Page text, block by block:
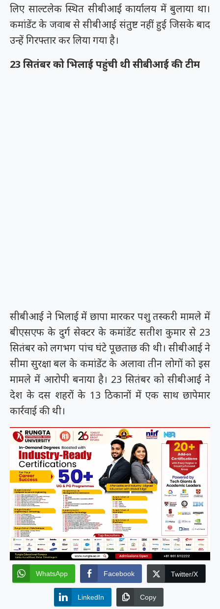
लिए साल्टलेक स्थित सीबीआई कार्यालय में बुलाया था।
कमांडेंट के जवाब से सीबीआई संतुष्ट नहीं हुई जिसके बाद
उन्हें गिरफ्तार कर लिया गया है।
23 सितंबर को भिलाई पहुंची थी सीबीआई की टीम
सीबीआई ने भिलाई में छापा मारकर पशु तस्करी मामले में
बीएसएफ के दुर्ग सेक्टर के कमांडेंट सतीश कुमार से 23
सितंबर को लगभग पांच घंटे पूछताछ की थी। सीबीआई ने
सीमा सुरक्षा बल के कमांडेंट के अलावा तीन लोगों को इस
मामले में आरोपी बनाया है। 23 सितंबर को सीबीआई ने
देश के दस शहरों के 13 ठिकानों में एक साथ छापेमार
कार्रवाई की थी।
WhatsApp Facebook Twitter/X
LinkedIn Copy